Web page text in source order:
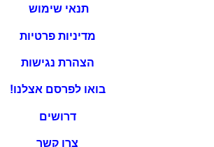
תנאי שימוש
מדיניות פרטיות
הצהרת נגישות
בואו לפרסם אצלנו!
דרושים
צרו קשר